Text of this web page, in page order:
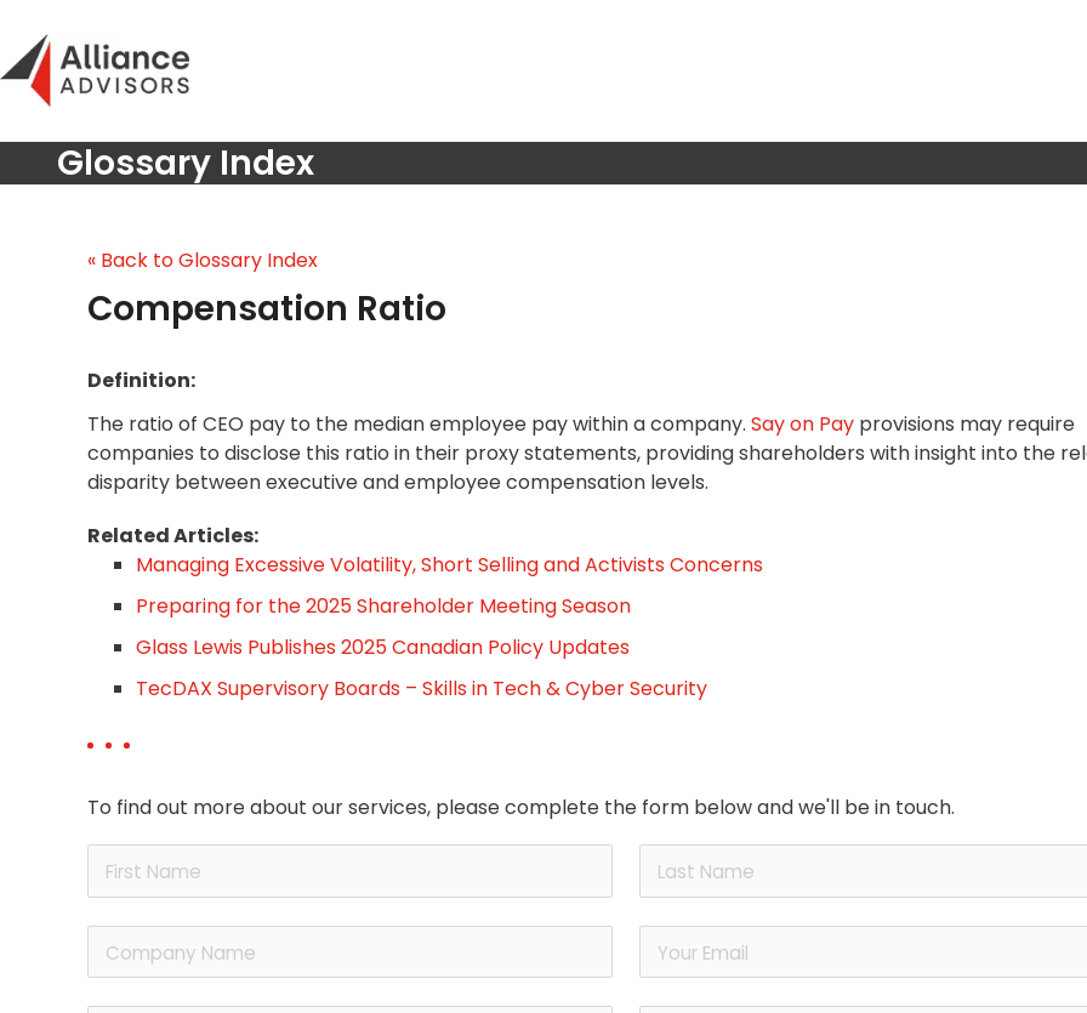
content
Glossary Index
« Back to Glossary Index
Compensation Ratio
Definition:
The ratio of CEO pay to the median employee pay within a company. Say on Pay provisions may require
companies to disclose this ratio in their proxy statements, providing shareholders with insight into the
disparity between executive and employee compensation levels.
Related Articles:
Managing Excessive Volatility, Short Selling and Activists Concerns
Preparing for the 2025 Shareholder Meeting Season
Glass Lewis Publishes 2025 Canadian Policy Updates
TecDAX Supervisory Boards – Skills in Tech & Cyber Security
To find out more about our services, please complete the form below and we'll be in touch.